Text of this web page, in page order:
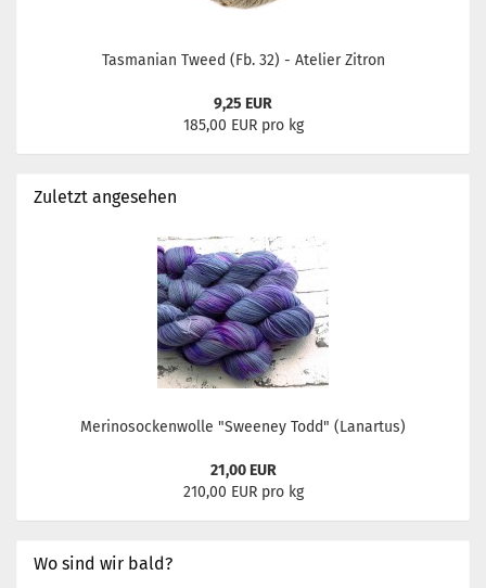
Tasmanian Tweed (Fb. 32) - Atelier Zitron
9,25 EUR
185,00 EUR pro kg
Zuletzt angesehen
Merinosockenwolle "Sweeney Todd" (Lanartus)
21,00 EUR
210,00 EUR pro kg
Wo sind wir bald?